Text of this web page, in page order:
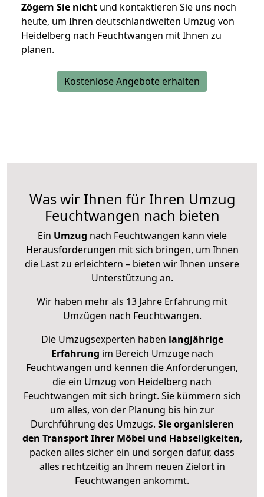
Zögern Sie nicht und kontaktieren Sie uns noch
heute, um Ihren deutschlandweiten Umzug von
Heidelberg nach Feuchtwangen mit Ihnen zu
planen.
Kostenlose Angebote erhalten
Was wir Ihnen für Ihren Umzug
Feuchtwangen nach bieten
Ein Umzug nach Feuchtwangen kann viele
Herausforderungen mit sich bringen, um Ihnen
die Last zu erleichtern – bieten wir Ihnen unsere
Unterstützung an.
Wir haben mehr als 13 Jahre Erfahrung mit
Umzügen nach Feuchtwangen.
Die Umzugsexperten haben langjährige
Erfahrung im Bereich Umzüge nach
Feuchtwangen und kennen die Anforderungen,
die ein Umzug von Heidelberg nach
Feuchtwangen mit sich bringt. Sie kümmern sich
um alles, von der Planung bis hin zur
Durchführung des Umzugs. Sie organisieren
den Transport Ihrer Möbel und Habseligkeiten,
packen alles sicher ein und sorgen dafür, dass
alles rechtzeitig an Ihrem neuen Zielort in
Feuchtwangen ankommt.